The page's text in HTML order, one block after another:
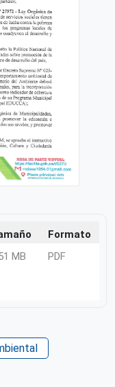
Formato
MB PDF